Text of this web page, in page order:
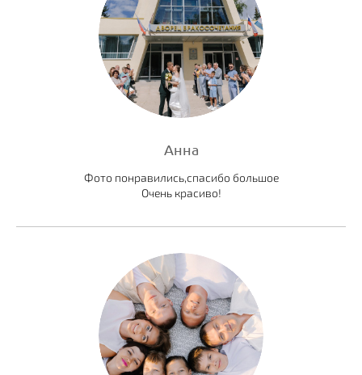
Анна
Фото понравились,спасибо большое
Очень красиво!